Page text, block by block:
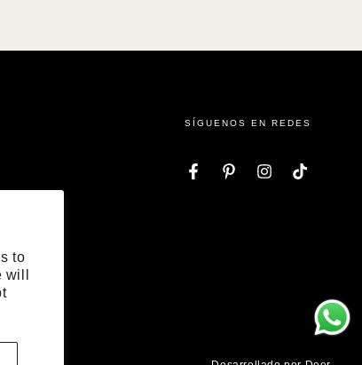
to
SÍGUENOS EN REDES
FacebookPinterestInstagram
TikTok